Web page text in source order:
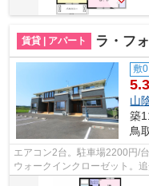
賃貸 | アパート ラ・フ
敷0
山
築
鳥
エアコン2台。駐車場2200円/
ウォークインクローゼット。
温水洗浄便座。洗髪洗面化粧